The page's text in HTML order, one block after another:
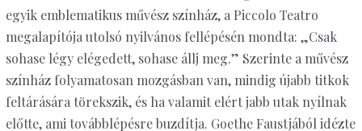
egyik emblematikus művész színház, a Piccolo Teatro
megalapítója utolsó nyilvános fellépésén mondta: „Csak
sohase légy elégedett, sohase állj meg.” Szerinte a művész
színház folyamatosan mozgásban van, mindig újabb titkok
feltárására törekszik, és ha valamit elért jabb utak nyílnak
előtte, ami továbblépésre buzdítja. Goethe Faustjából idézte